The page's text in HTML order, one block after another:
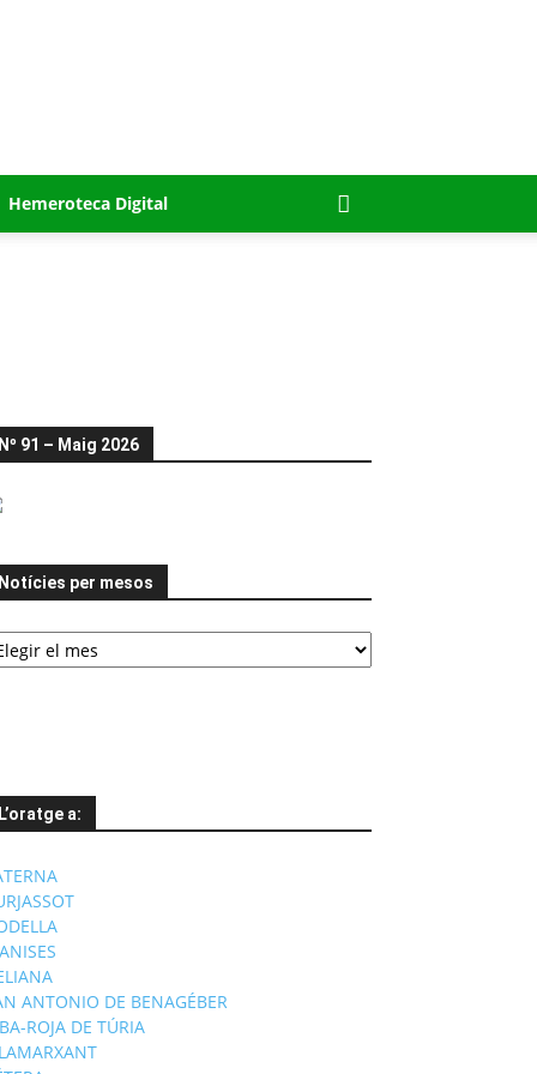
Hemeroteca Digital
Nº 91 – Maig 2026
Notícies per mesos
L’oratge a:
ANTONIO DE BENAGÉBER
ROJA DE TÚRIA